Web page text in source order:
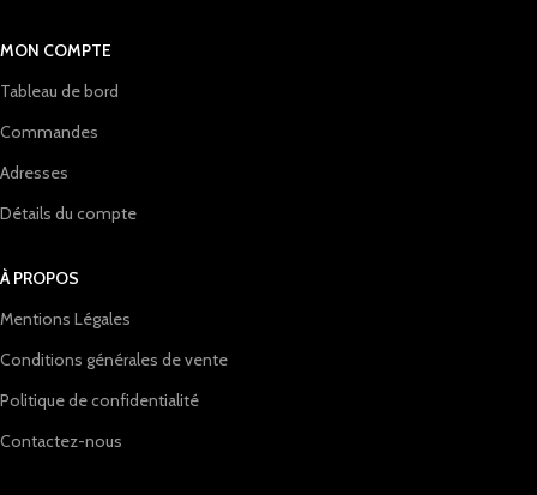
MON COMPTE
Tableau de bord
Commandes
Adresses
Détails du compte
À PROPOS
Mentions Légales
Conditions générales de vente
Politique de confidentialité
Contactez-nous